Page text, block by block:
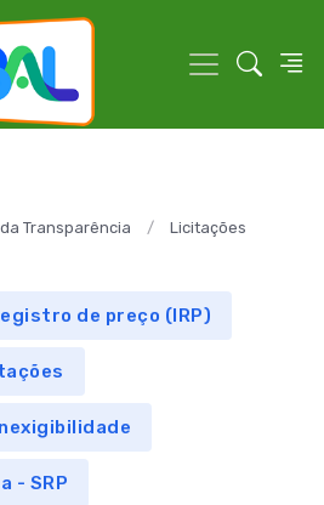
Transparência
Licitações
de preço (IRP)
- SRP